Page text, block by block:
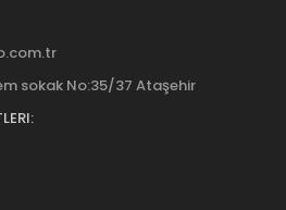
sokak No:35/37 Ataşehir